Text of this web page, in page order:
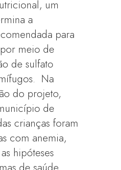
um
a
para
meio de
de sulfato
Na
do projeto,
de
crianças foram
com anemia,
hipóteses